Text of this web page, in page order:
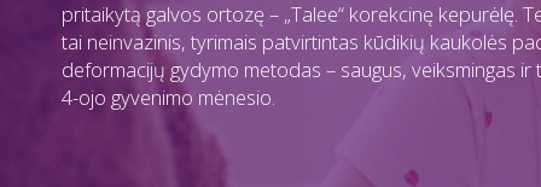
pritaikytą galvos ortozę – „Talee“ korekcinę kepurėlę.
tai neinvazinis, tyrimais patvirtintas kūdikių kaukolės
deformacijų gydymo metodas – saugus, veiksmingas ir
4-ojo gyvenimo mėnesio.